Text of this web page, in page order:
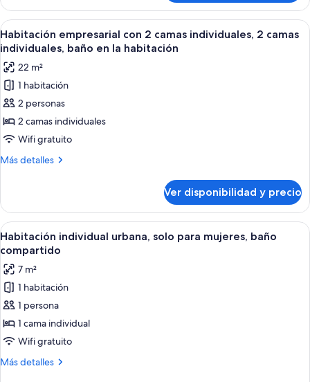
cuádruple
superior
Ver
todas
las
fotos
de
Habitación
empresarial
con
2
2
camas
individuales,
baño
en
la
habitación
Una habitación de hotel con dos
6
Habitación empresarial con 2 camas individuales, 2 camas
individuales, baño en la habitación
22 m²
1 habitación
2 personas
2 camas individuales
Wifi gratuito
Más detalles
Más
empresarial
con
2
camas
individuales,
2
camas
individuales,
baño
en
habitación
Ver disponibilidad y precio
Ver
todas
las
fotos
de
Habitación
individual
urbana,
solo
Una habitación de hotel con una
5
Habitación individual urbana, solo para mujeres, baño
compartido
7 m²
1 habitación
1 persona
1 cama individual
Wifi gratuito
Más detalles
Más